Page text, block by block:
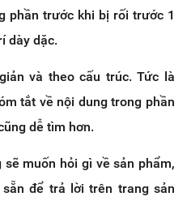
phần trước khi bị rối trước 1
dày dặc.
và theo cấu trúc. Tức là
tắt về nội dung trong phần
dễ tìm hơn.
muốn hỏi gì về sản phẩm,
để trả lời trên trang sản